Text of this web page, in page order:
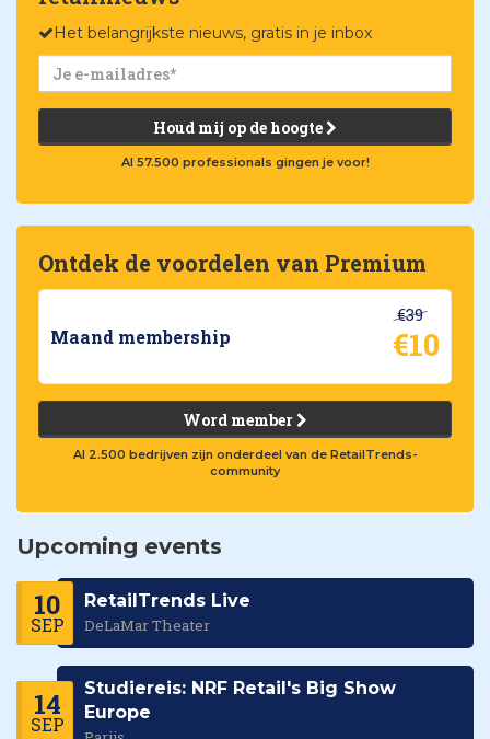
Het belangrijkste nieuws, gratis in je inbox
Houd mij op de hoogte
Al 57.500 professionals gingen je voor!
Ontdek de voordelen van Premium
Maand membership
€39
€10
Word member
Al 2.500 bedrijven zijn onderdeel van de RetailTrends-
community
Upcoming events
10
SEP
RetailTrends Live
DeLaMar Theater
14
SEP
Studiereis: NRF Retail's Big Show
Europe